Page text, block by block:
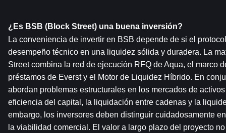
¿Es BSB (Block Street) una buena inversión?
La conveniencia de invertir en BSB depende de si el
desempeño técnico en una liquidez sólida y duradera. La
Street combina la red de ejecución RFQ de Aqua, el marco
préstamos de Everst y el Motor de Liquidez Híbrido. En
abordan problemas estructurales en los mercados de
eficiencia del capital, la liquidación entre cadenas y la
embargo, los inversores deben distinguir cuidadosamente
la viabilidad comercial. El valor a largo plazo del proyecto